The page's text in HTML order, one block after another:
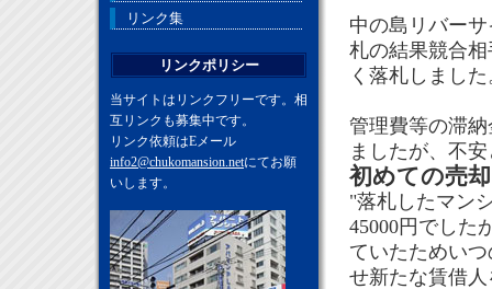
中の島リバー
札の結果競合
く落札しました
管理費等の滞
ましたが、不
初めての売却
"落札したマン
45000円でした
ていたためい
せ新たな賃借
リンク集
リンクポリシー
当サイトはリンクフリーです。相
互リンクも募集中です。
リンク依頼はEメール
info2@chukomansion.netにてお願
いします。